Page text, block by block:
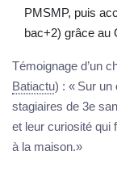
PMSMP, puis
bac+2) grâce au
Témoignage d’un
Batiactu) : « Sur un
stagiaires de 3e
et leur curiosité qui
à la maison.»